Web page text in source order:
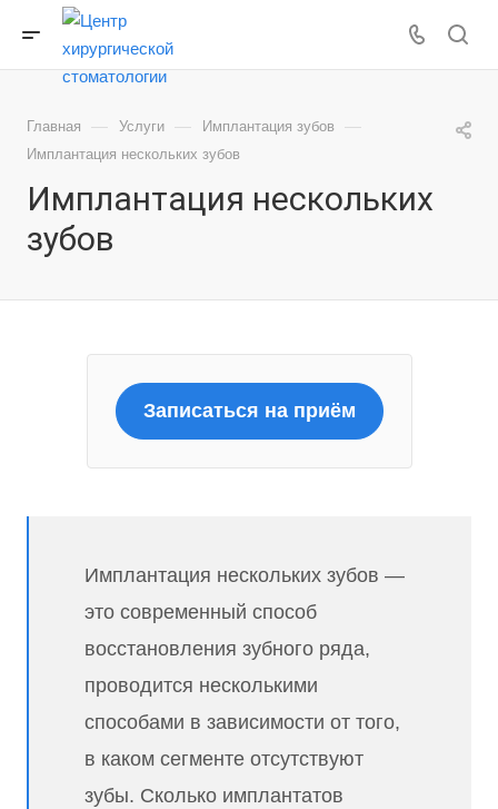
Главная — Услуги — Имплантация зубов —
Имплантация нескольких зубов
Имплантация нескольких
зубов
Записаться на приём
Имплантация нескольких зубов —
это современный способ
восстановления зубного ряда,
проводится несколькими
способами в зависимости от того,
в каком сегменте отсутствуют
зубы. Сколько имплантатов